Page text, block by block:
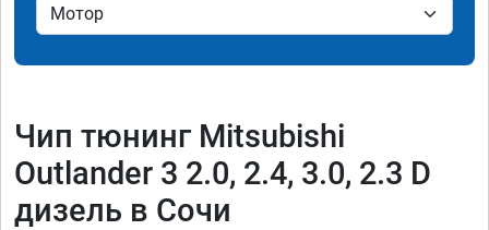
Чип тюнинг Mitsubishi
Outlander 3 2.0, 2.4, 3.0, 2.3 D
дизель в Сочи